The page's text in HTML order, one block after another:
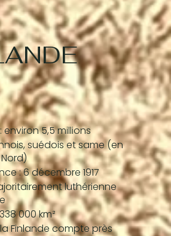
environ 5,5 millions
suédois et same (en
: 6 décembre 1917
luthérienne
000 km²
Finlande compte près